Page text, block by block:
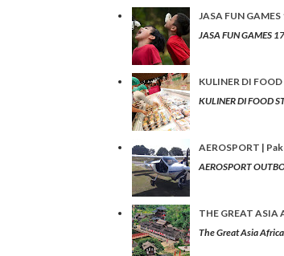
JASA FUN
JASA FUN GAMES
KULINER DI
KULINER DI FOOD
AEROSPORT |
AEROSPORT
THE GREAT ASIA
The Great Asia